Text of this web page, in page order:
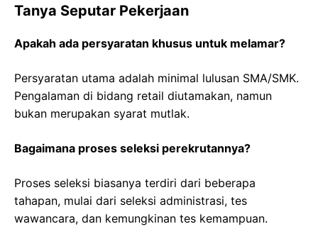
Tanya Seputar Pekerjaan
Apakah ada persyaratan khusus untuk melamar?
Persyaratan utama adalah minimal lulusan SMA/SMK.
Pengalaman di bidang retail diutamakan, namun
bukan merupakan syarat mutlak.
Bagaimana proses seleksi perekrutannya?
Proses seleksi biasanya terdiri dari beberapa
tahapan, mulai dari seleksi administrasi, tes
wawancara, dan kemungkinan tes kemampuan.